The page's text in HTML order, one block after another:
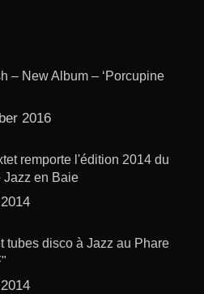
– New Album – ‘Porcupine
2016
remporte l'édition 2014 du
Jazz en Baie
tubes disco à Jazz au Phare